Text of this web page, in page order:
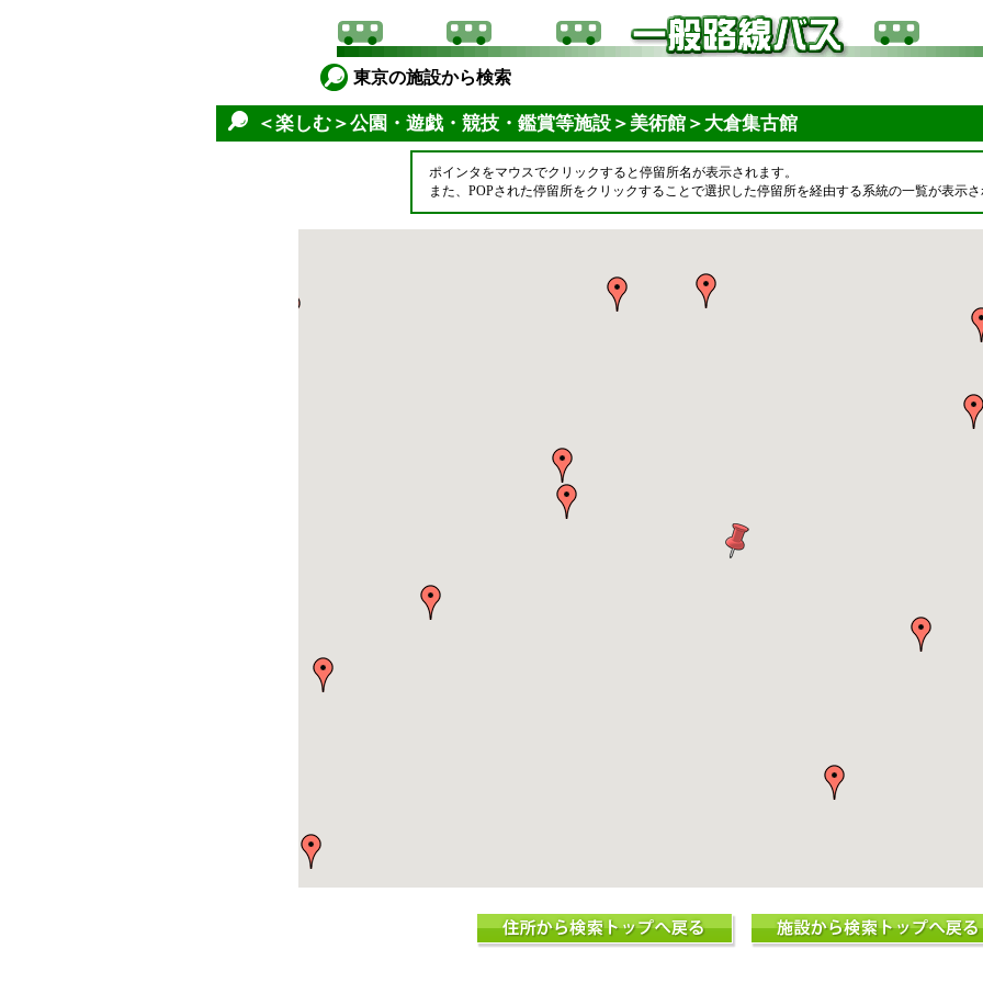
東京の施設から検索
＜楽しむ＞公園・遊戯・競技・鑑賞等施設＞美術館＞大倉集古館
ポインタをマウスでクリックすると停留所名が表示されます。
また、POPされた停留所をクリックすることで選択した停留所を経由する系統の一覧が表示